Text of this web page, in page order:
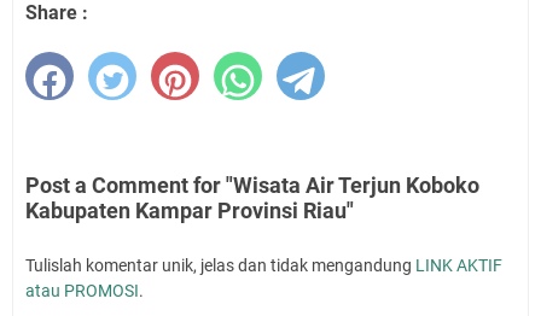
Share :
Post a Comment for "Wisata Air Terjun Koboko
Kabupaten Kampar Provinsi Riau"
Tulislah komentar unik, jelas dan tidak mengandung LINK AKTIF
atau PROMOSI.